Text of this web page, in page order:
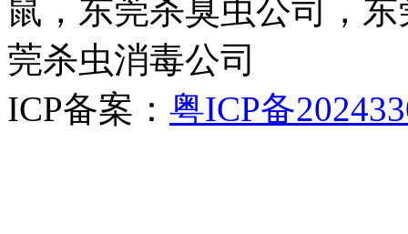
鼠，东莞杀臭虫公司，
莞杀虫消毒公司
ICP备案： 粤ICP备